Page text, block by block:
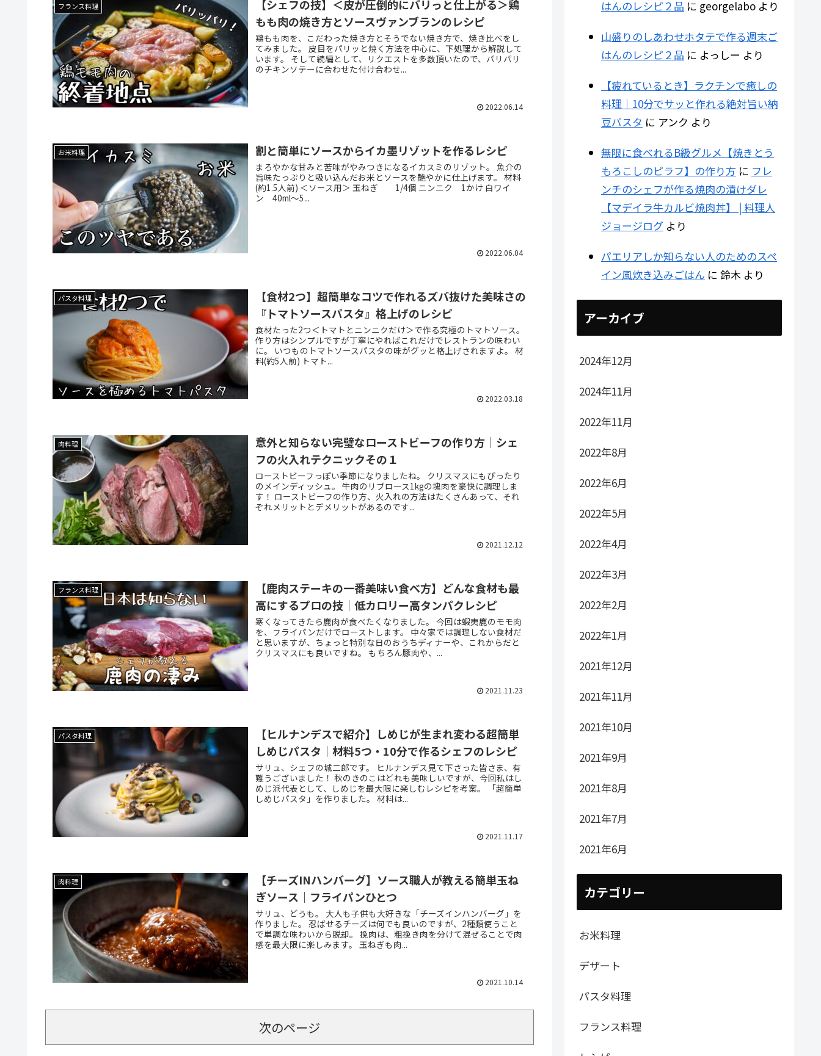
フランス料理
【シェフの技】＜皮が圧倒的にバリっと仕上がる＞鶏
もも肉の焼き方とソースヴァンブランのレシピ
鶏もも肉を、こだわった焼き方とそうでない焼き方で、焼き比べをし
てみました。 皮目をパリッと焼く方法を中心に、下処理から解説して
います。 そして続編として、リクエストを多数頂いたので、パリパリ
のチキンソテーに合わせた付け合わせ...
2022.06.14
お米料理 割と簡単にソースからイカ墨リゾットを作るレシピ
まろやかな甘みと苦味がやみつきになるイカスミのリゾット。 魚介の
旨味たっぷりと吸い込んだお米とソースを艶やかに仕上げます。 材料
(約1.5人前) ＜ソース用＞ 玉ねぎ 1/4個 ニンニク 1かけ 白ワイ
ン 40ml～5...
2022.06.04
パスタ料理
【食材2つ】超簡単なコツで作れるズバ抜けた美味さの
『トマトソースパスタ』格上げのレシピ
食材たった2つ＜トマトとニンニクだけ＞で作る究極のトマトソース。
作り方はシンプルですが丁寧にやればこれだけでレストランの味わい
に。 いつものトマトソースパスタの味がグッと格上げされますよ。 材
料(約5人前) トマト...
2022.03.18
肉料理
意外と知らない完璧なローストビーフの作り方｜シェ
フの火入れテクニックその１
ローストビーフっぽい季節になりましたね。 クリスマスにもぴったり
のメインディッシュ。 牛肉のリブロース1kgの塊肉を豪快に調理しま
す！ ローストビーフの作り方、火入れの方法はたくさんあって、それ
ぞれメリットとデメリットがあるのです...
2021.12.12
フランス料理
【鹿肉ステーキの一番美味い食べ方】どんな食材も最
高にするプロの技｜低カロリー高タンパクレシピ
寒くなってきたら鹿肉が食べたくなりました。 今回は蝦夷鹿のモモ肉
を、フライパンだけでローストします。 中々家では調理しない食材だ
と思いますが、ちょっと特別な日のおうちディナーや、これからだと
クリスマスにも良いですね。 もちろん豚肉や、...
2021.11.23
パスタ料理
【ヒルナンデスで紹介】しめじが生まれ変わる超簡単
しめじパスタ｜材料5つ・10分で作るシェフのレシピ
サリュ、シェフの城二郎です。 ヒルナンデス見て下さった皆さま、有
難うございました！ 秋のきのこはどれも美味しいですが、今回私はし
めじ派代表として、しめじを最大限に楽しむレシピを考案。 「超簡単
しめじパスタ」を作りました。 材料は...
2021.11.17
肉料理
【チーズINハンバーグ】ソース職人が教える簡単玉ね
ぎソース｜フライパンひとつ
サリュ、どうも。 大人も子供も大好きな「チーズインハンバーグ」を
作りました。 忍ばせるチーズは何でも良いのですが、2種類使うこと
で単調な味わいから脱却。 挽肉は、粗挽き肉を分けて混ぜることで肉
感を最大限に楽しみます。 玉ねぎも肉...
2021.10.14
次のページ
はんのレシピ２品 に georgelabo より
山盛りのしあわせホタテで作る週末ご
はんのレシピ２品 に よっしー より
【疲れているとき】ラクチンで癒しの
料理｜10分でサッと作れる絶対旨い納
豆パスタ に アンク より
無限に食べれるB級グルメ【焼きとう
もろこしのピラフ】の作り方 に フレ
ンチのシェフが作る焼肉の漬けダレ
【マデイラ牛カルビ焼肉丼】 | 料理人
ジョージログ より
パエリアしか知らない人のためのスペ
イン風炊き込みごはん に 鈴木 より
アーカイブ
2024年12月
2024年11月
2022年11月
2022年8月
2022年6月
2022年5月
2022年4月
2022年3月
2022年2月
2022年1月
2021年12月
2021年11月
2021年10月
2021年9月
2021年8月
2021年7月
2021年6月
カテゴリー
お米料理
デザート
パスタ料理
フランス料理